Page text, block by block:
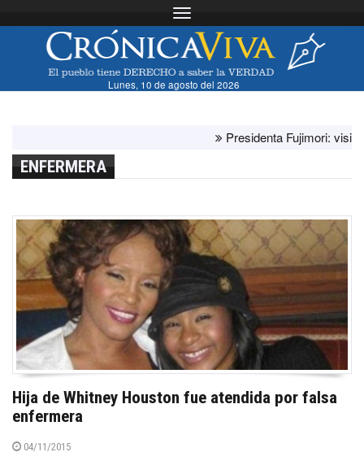
Toggle navigation
Lunes, 10 de agosto del 2026
Presidenta Fujimori: visita
ENFERMERA
Hija de Whitney Houston fue atendida por falsa
enfermera
04/11/2015